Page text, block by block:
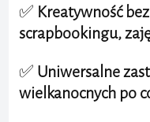
✅ Kreatywność
scrapbookingu,
✅ Uniwersalne
wielkanocnych po